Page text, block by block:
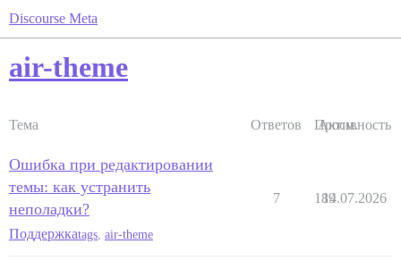
Discourse Meta
air-theme
Тема Ответов Просм.
Активность
Ошибка при редактировании
темы: как устранить
неполадки?
Поддержкаtags air-theme
7 189
14.07.2026